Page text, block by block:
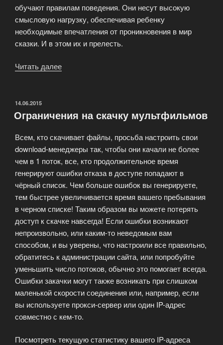
обучают правилам поведения. Они несут высокую
смысловую нагрузку, обеспечивая ребенку
необходимые впечатления от проникновения в мир
сказки. И в этом их и прелесть.
Читать далее
ОПУБЛИКОВАНО
14.06.2015
Ограничения на скачку мультфильмов
Всем, кто скачивает файлы, просьба настроить свои
download-менеджеры так, чтобы они качали не более
чем в 1 поток, все, кто продолжительное время
генерируют ошибки отказа в доступе попадают в
чёрный список. Чем больше ошибок вы генерируете,
тем быстрее увеличивается время вашего пребывания
в черном списке! Таким образом вы можете потерять
доступ к скачке навсегда! Если ошибки возникают
непроизвольно, или каким-то неведомым вам
способом, и вы уверены, что настроили все правильно,
обратитесь к администрации сайта, или попробуйте
уменьшить число потоков, обычно это помогает всегда.
Ошибки закачки могут также возникать при слишком
маленькой скорости соединения или, например, если
вы используете прокси-сервер или один IP-адрес
совместно с кем-то.
Посмотреть текущую статистику вашего IP-адреса